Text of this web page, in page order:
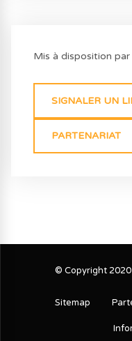
Mis à disposition par
SIGNALER UN
PARTENARIAT
© Copyright 2020
Sitemap